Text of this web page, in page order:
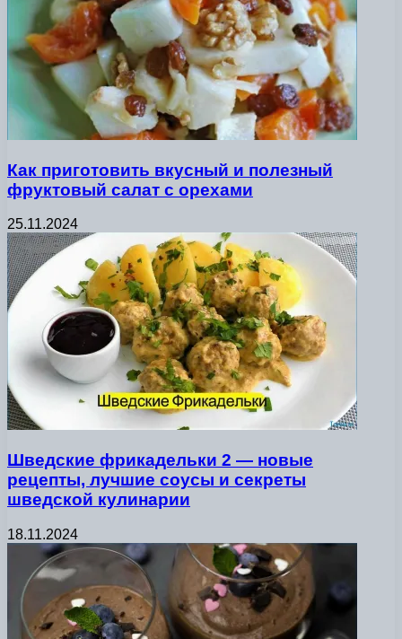
Как приготовить вкусный и полезный
фруктовый салат с орехами
25.11.2024
Шведские фрикадельки 2 — новые
рецепты, лучшие соусы и секреты
шведской кулинарии
18.11.2024